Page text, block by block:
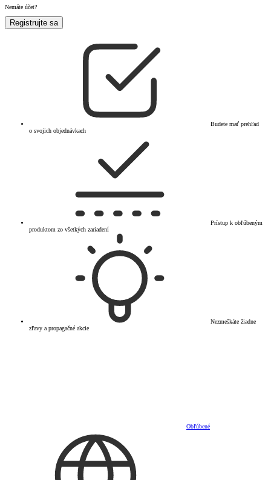
Nemáte účet?
Registrujte sa
Budete mať prehľad
o svojich objednávkach
Prístup k obľúbeným
produktom zo všetkých zariadení
Nezmeškáte žiadne
zľavy a propagačné akcie
Obľúbené